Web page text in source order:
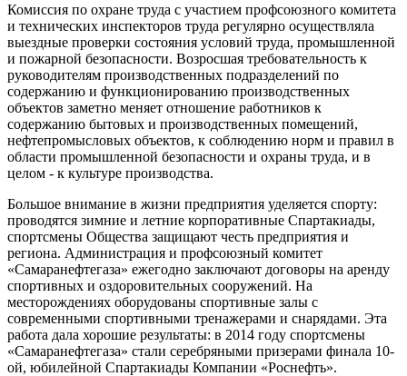
Комиссия по охране труда с участием профсоюзного комитета
и технических инспекторов труда регулярно осуществляла
выездные проверки состояния условий труда, промышленной
и пожарной безопасности. Возросшая требовательность к
руководителям производственных подразделений по
содержанию и функционированию производственных
объектов заметно меняет отношение работников к
содержанию бытовых и производственных помещений,
нефтепромысловых объектов, к соблюдению норм и правил в
области промышленной безопасности и охраны труда, и в
целом - к культуре производства.
Большое внимание в жизни предприятия уделяется спорту:
проводятся зимние и летние корпоративные Спартакиады,
спортсмены Общества защищают честь предприятия и
региона. Администрация и профсоюзный комитет
«Самаранефтегаза» ежегодно заключают договоры на аренду
спортивных и оздоровительных сооружений. На
месторождениях оборудованы спортивные залы с
современными спортивными тренажерами и снарядами. Эта
работа дала хорошие результаты: в 2014 году спортсмены
«Самаранефтегаза» стали серебряными призерами финала 10-
ой, юбилейной Спартакиады Компании «Роснефть».